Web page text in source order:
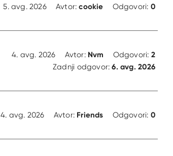
5. avg. 2026 Avtor:cookie Odgovori: 0
4. avg. 2026 Avtor: Nvm Odgovori: 2
Zadnji odgovor:6. avg. 2026
4. avg. 2026 Avtor: Friends Odgovori: 0